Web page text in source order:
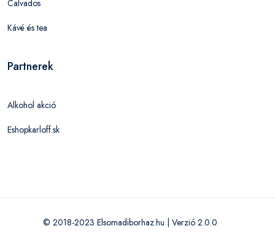
Calvados
Kávé és tea
Partnerek
Alkohol akció
Eshopkarloff.sk
© 2018-2023 Elsomadiborhaz.hu | Verzió 2.0.0